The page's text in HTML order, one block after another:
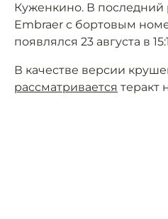
Куженкино. В последний
Embraer с бортовым
появлялся 23 августа в
В качестве версии
рассматривается теракт